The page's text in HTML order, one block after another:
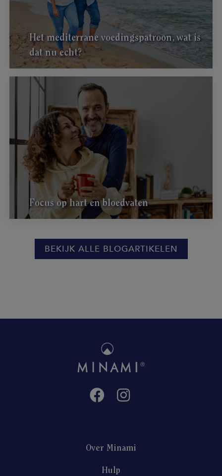
Het mediterrane voedingspatroon, wat is
dat nu echt?
Focus op hart en bloedvaten
BEKIJK ALLE BLOGARTIKELEN
Over Minami
Hulp